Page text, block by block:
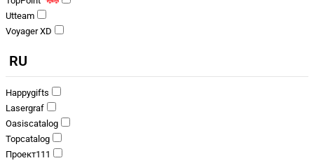
Utteam
Voyager XD
RU
Happygifts
Lasergraf
Oasiscatalog
Topcatalog
Проект111